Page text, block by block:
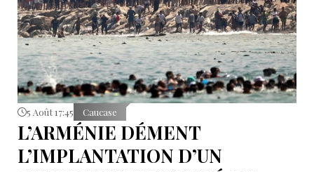
5 Août 17:45 Caucase
L’ARMÉNIE DÉMENT
L’IMPLANTATION D’UN